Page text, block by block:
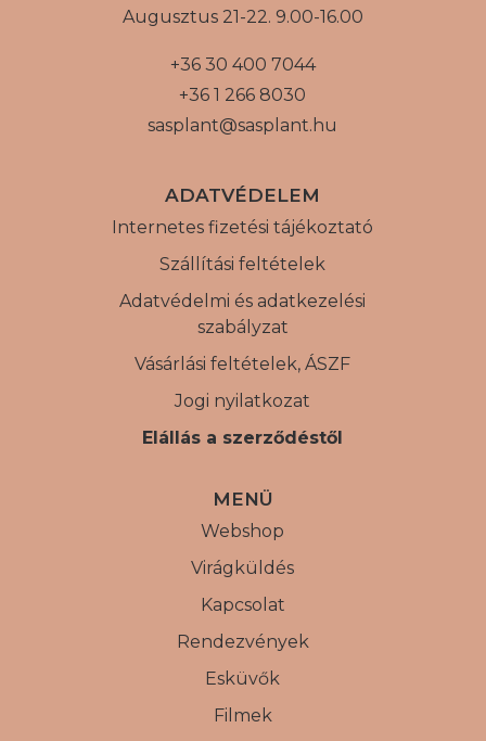
Augusztus 21-22. 9.00-16.00
+36 30 400 7044
+36 1 266 8030
sasplant@sasplant.hu
ADATVÉDELEM
Internetes fizetési tájékoztató
Szállítási feltételek
Adatvédelmi és adatkezelési
szabályzat
Vásárlási feltételek, ÁSZF
Jogi nyilatkozat
Elállás a szerződéstől
MENÜ
Webshop
Virágküldés
Kapcsolat
Rendezvények
Esküvők
Filmek